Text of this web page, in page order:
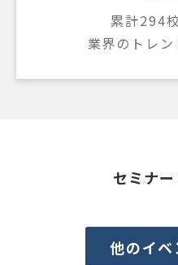
累計294
業界のトレ
セミナ
他のイベ